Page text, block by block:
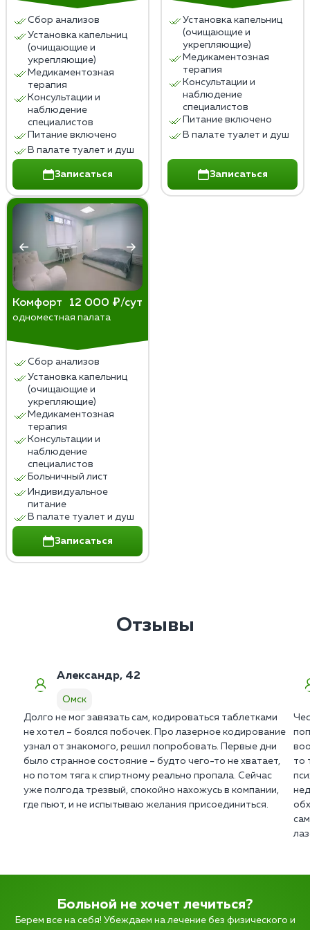
Чтобы избежать или минимизировать побочные
эффекты, пациентам рекомендуется соблюдать
здоровый образ жизни, заниматься физической
активностью, поддерживать социальные контакты,
обращаться к психотерапевту при необходимости,
избегать стрессовых ситуаций, которые могут
спровоцировать срыв и повторный прием алкоголя.
Сбор анализов
Установка капельниц
(очищающие и
укрепляющие)
Медикаментозная
терапия
Консультации и
наблюдение
специалистов
Питание включено
В палате туалет и душ
Записаться
Установка капельниц
(очищающие и
укрепляющие)
Медикаментозная
терапия
Консультации и
наблюдение
специалистов
Питание включено
В палате туалет и душ
Записаться
Комфорт 12 000 ₽/сут
одноместная палата
Сбор анализов
Установка капельниц
(очищающие и
укрепляющие)
Медикаментозная
терапия
Консультации и
наблюдение
специалистов
Больничный лист
Индивидуальное
питание
В палате туалет и душ
Записаться
Отзывы
Александр, 42
Омск
Долго не мог завязать сам, кодироваться таблетками
не хотел – боялся побочек. Про лазерное кодирование
узнал от знакомого, решил попробовать. Первые дни
было странное состояние – будто чего-то не хватает,
но потом тяга к спиртному реально пропала. Сейчас
уже полгода трезвый, спокойно нахожусь в компании,
где пьют, и не испытываю желания присоединиться.
то
Больной не хочет лечиться?
Берем все на себя! Убеждаем на лечение без физического и